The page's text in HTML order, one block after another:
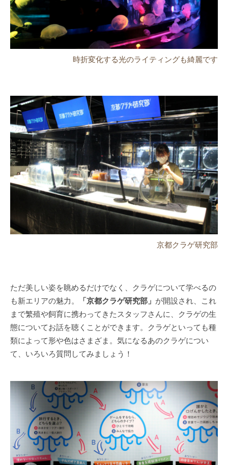
時折変化する光のライティングも綺麗です
京都クラゲ研究部
ただ美しい姿を眺めるだけでなく、クラゲについて学べるの
も新エリアの魅力。
「京都クラゲ研究部」 が開設され、これ
まで繁殖や飼育に携わってきたスタッフさんに、クラゲの生
態についてお話を聴くことができます。クラゲといっても種
類によって形や色はさまざま。気になるあのクラゲについ
て、いろいろ質問してみましょう！